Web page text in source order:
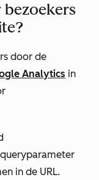
door de
Analytics in
in de URL.